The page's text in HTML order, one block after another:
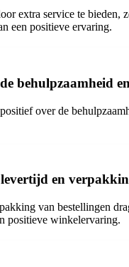
extra service te bieden,
een positieve ervaring.
behulpzaamheid
over de
en
van bestellingen
positieve winkelervaring.